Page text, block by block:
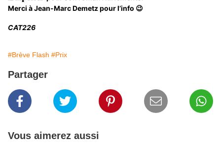
Merci à Jean-Marc Demetz pour l’info 😉
CAT226
#Brève Flash #Prix
Partager
Vous aimerez aussi